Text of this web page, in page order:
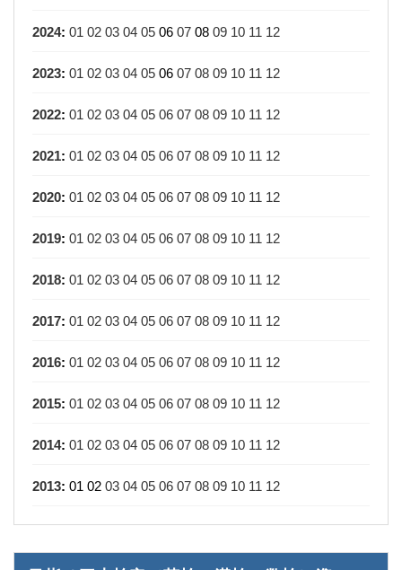
2024: 01 02 03 04 05 06 07 08 09 10 11 12
2023: 01 02 03 04 05 06 07 08 09 10 11 12
2022: 01 02 03 04 05 06 07 08 09 10 11 12
2021: 01 02 03 04 05 06 07 08 09 10 11 12
2020: 01 02 03 04 05 06 07 08 09 10 11 12
2019: 01 02 03 04 05 06 07 08 09 10 11 12
2018: 01 02 03 04 05 06 07 08 09 10 11 12
2017: 01 02 03 04 05 06 07 08 09 10 11 12
2016: 01 02 03 04 05 06 07 08 09 10 11 12
2015: 01 02 03 04 05 06 07 08 09 10 11 12
2014: 01 02 03 04 05 06 07 08 09 10 11 12
2013: 01 02 03 04 05 06 07 08 09 10 11 12